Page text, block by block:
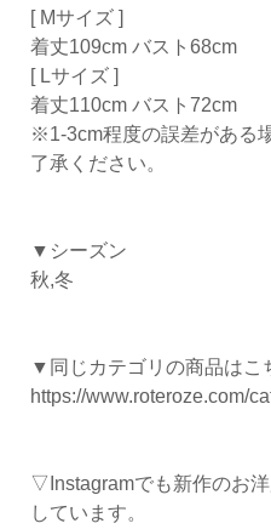
[ Mサイズ ]
着丈109cm バスト68cm
[ Lサイズ ]
着丈110cm バスト72cm
※1-3cm程度の誤差がある
了承ください。
▼シーズン
秋,冬
▼同じカテゴリの商品はこ
https://www.roteroze.com/
▽Instagramでも新作のお
しています。